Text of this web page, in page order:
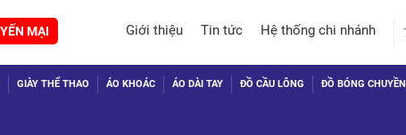
MẠI Giới thiệu Tin tức Hệ thống chi nhánh
GIÀY THỂ THAO ÁO KHOÁC ÁO DÀI TAY ĐỒ CẦU LÔNG ĐỒ BÓNG CHUYỀN